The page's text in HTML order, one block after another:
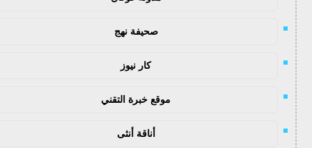
صحيفة نهج
كار نيوز
موقع خبرة التقني
أناقة أنثى